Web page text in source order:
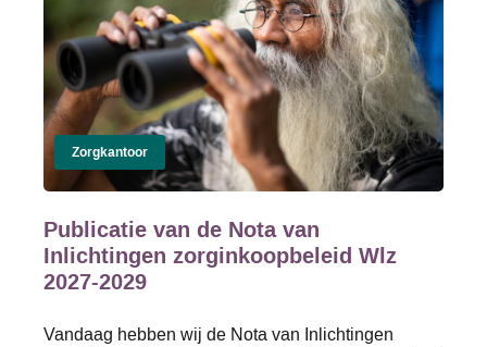
Zorgkantoor
Publicatie van de Nota van
Inlichtingen zorginkoopbeleid Wlz
2027-2029
Vandaag hebben wij de Nota van Inlichtingen